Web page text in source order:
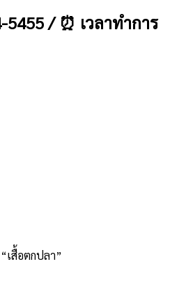
/ ⏰ เวลาทำการ
เสื้อตกปลา”